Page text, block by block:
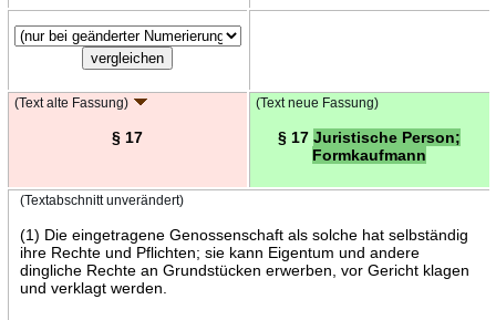
(Text alte Fassung)
§ 17
(Text neue Fassung)
§ 17 Juristische Person;
Formkaufmann
(Textabschnitt unverändert)
(1) Die eingetragene Genossenschaft als solche hat selbständig
ihre Rechte und Pflichten; sie kann Eigentum und andere
dingliche Rechte an Grundstücken erwerben, vor Gericht klagen
und verklagt werden.